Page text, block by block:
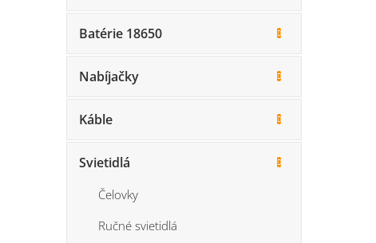
Batérie 18650
Nabíjačky
Káble
Svietidlá
Čelovky
Ručné svietidlá